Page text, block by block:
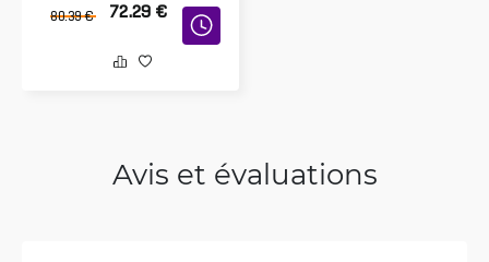
80.39 € 72.29 €
Avis et évaluations